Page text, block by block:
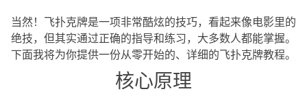
当然！飞扑克牌是一项非常酷炫的技巧，看起来像电影里的
绝技，但其实通过正确的指导和练习，大多数人都能掌握。
下面我将为你提供一份从零开始的、详细的飞扑克牌教程。
核心原理